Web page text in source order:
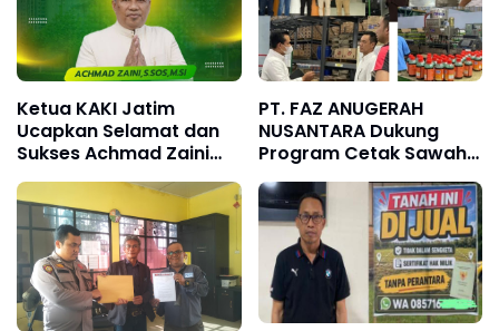
Ketua KAKI Jatim
Ucapkan Selamat dan
Sukses Achmad Zaini
Dilantik Sebagai Asisten
Pemerintahan dan
Kesejahteraan Rakyat
Kota Surabaya
PT. FAZ ANUGERAH
NUSANTARA Dukung
Program Cetak Sawah
Nasional Lewat
Pengadaan Pupuk dan
Pestisida